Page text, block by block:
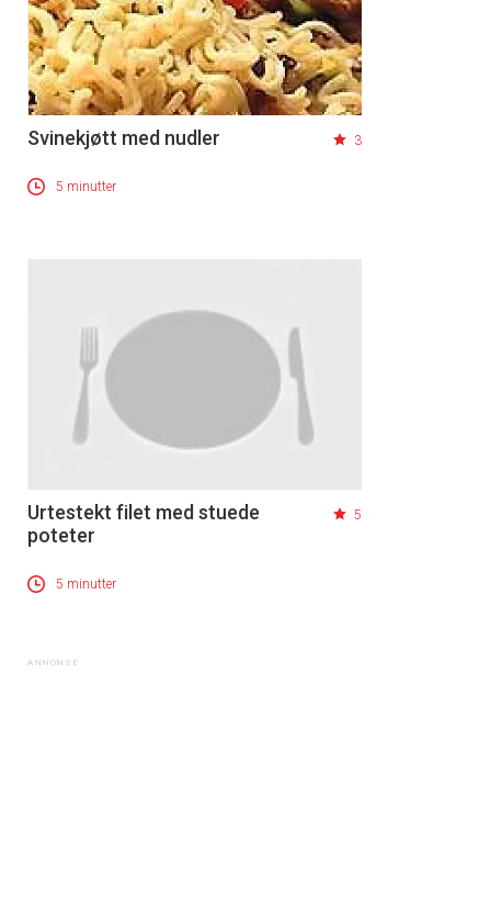
Svinekjøtt med nudler 3
5 minutter
Urtestekt filet med stuede
poteter
5
5 minutter